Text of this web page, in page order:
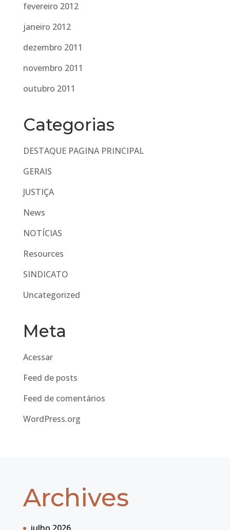
fevereiro 2012
janeiro 2012
dezembro 2011
novembro 2011
outubro 2011
Categorias
DESTAQUE PAGINA PRINCIPAL
GERAIS
JUSTIÇA
News
NOTÍCIAS
Resources
SINDICATO
Uncategorized
Meta
Acessar
Feed de posts
Feed de comentários
WordPress.org
Archives